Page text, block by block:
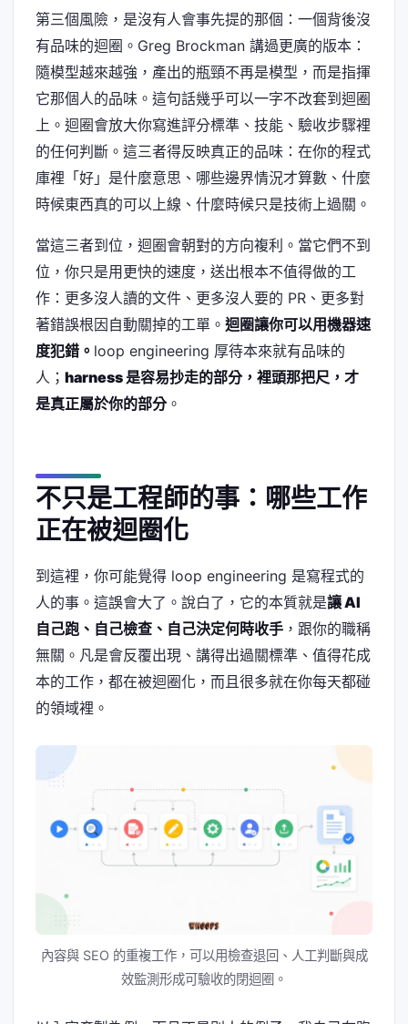
第三個風險，是沒有人會事先提的那個：一個背後沒
有品味的迴圈。Greg Brockman 講過更廣的版本：
隨模型越來越強，產出的瓶頸不再是模型，而是指揮
它那個人的品味。這句話幾乎可以一字不改套到迴圈
上。迴圈會放大你寫進評分標準、技能、驗收步驟裡
的任何判斷。這三者得反映真正的品味：在你的程式
庫裡「好」是什麼意思、哪些邊界情況才算數、什麼
時候東西真的可以上線、什麼時候只是技術上過關。
當這三者到位，迴圈會朝對的方向複利。當它們不到
位，你只是用更快的速度，送出根本不值得做的工
作：更多沒人讀的文件、更多沒人要的 PR、更多對
著錯誤根因自動關掉的工單。 迴圈讓你可以用機器速
度犯錯。 loop engineering 厚待本來就有品味的
人； harness 是容易抄走的部分，裡頭那把尺，才
是真正屬於你的部分。
不只是工程師的事：哪些工作
正在被迴圈化
到這裡，你可能覺得 loop engineering 是寫程式的
人的事。這誤會大了。說白了，它的本質就是讓 AI
自己跑、自己檢查、自己決定何時收手 ，跟你的職稱
無關。凡是會反覆出現、講得出過關標準、值得花成
本的工作，都在被迴圈化，而且很多就在你每天都碰
的領域裡。
內容與 SEO 的重複工作，可以用檢查退回、人工判斷與成
效監測形成可驗收的閉迴圈。